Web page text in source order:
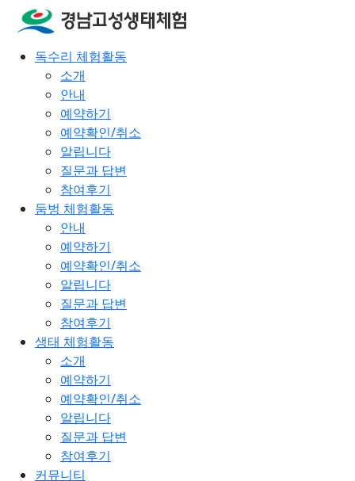
독수리 체험활동
소개
안내
예약하기
예약확인/취소
알립니다
질문과 답변
참여후기
둠벙 체험활동
안내
예약하기
예약확인/취소
알립니다
질문과 답변
참여후기
생태 체험활동
소개
예약하기
예약확인/취소
알립니다
질문과 답변
참여후기
커뮤니티